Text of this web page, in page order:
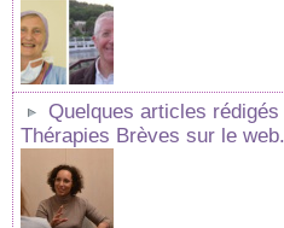
Quelques articles
Thérapies Brèves sur le web.